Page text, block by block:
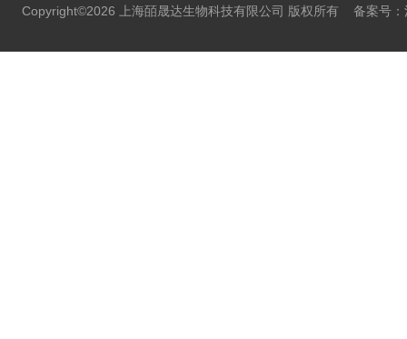
Copyright©2026 上海皕晟达生物科技有限公司 版权所有 备案号